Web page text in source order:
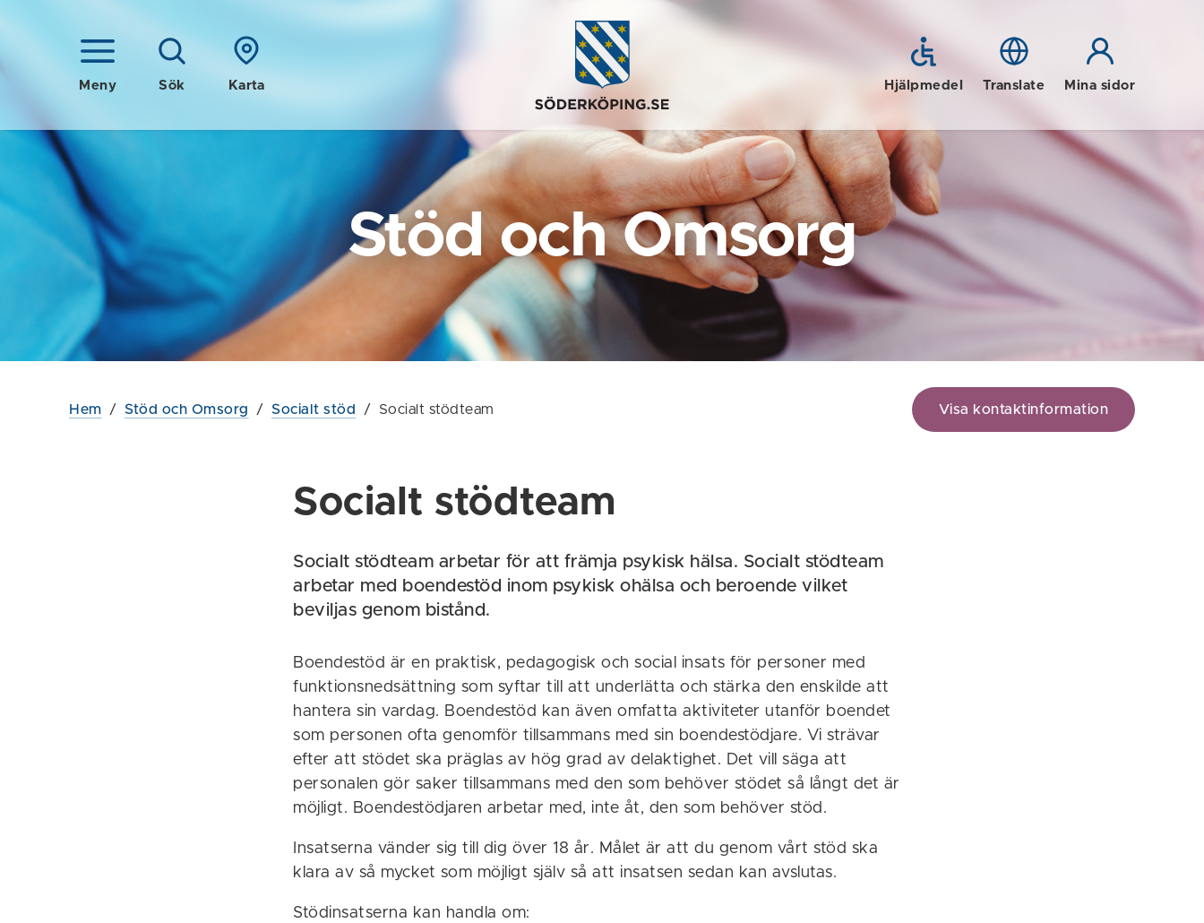
Meny Sök Karta Hjälpmedel Translate Mina sidor
Stöd och Omsorg
Hem / Stöd och Omsorg / Socialt stöd / Socialt stödteam Visa kontaktinformation
Socialt stödteam
Socialt stödteam arbetar för att främja psykisk hälsa. Socialt stödteam
arbetar med boendestöd inom psykisk ohälsa och beroende vilket
beviljas genom bistånd.
Boendestöd är en praktisk, pedagogisk och social insats för personer med
funktionsnedsättning som syftar till att underlätta och stärka den enskilde att
hantera sin vardag. Boendestöd kan även omfatta aktiviteter utanför boendet
som personen ofta genomför tillsammans med sin boendestödjare. Vi strävar
efter att stödet ska präglas av hög grad av delaktighet. Det vill säga att
personalen gör saker tillsammans med den som behöver stödet så långt det är
möjligt. Boendestödjaren arbetar med, inte åt, den som behöver stöd.
Insatserna vänder sig till dig över 18 år. Målet är att du genom vårt stöd ska
klara av så mycket som möjligt själv så att insatsen sedan kan avslutas.
Stödinsatserna kan handla om: